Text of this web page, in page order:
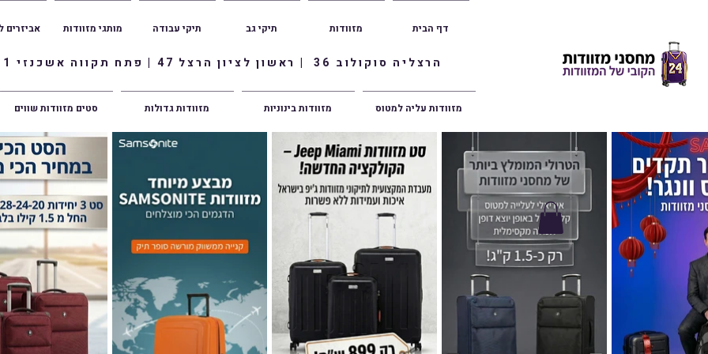
הרצליה סוקולוב 36 | ראשון לציון הרצל 47 | פתח תקווה אשכנזי 1
אביזרים מותגי מזוודות תיקי עבודה תיקי גב מזוודות דף הבית
סטים מזוודות שווים מזוודות גדולות מזוודות בינוניות מזוודות עליה למטוס